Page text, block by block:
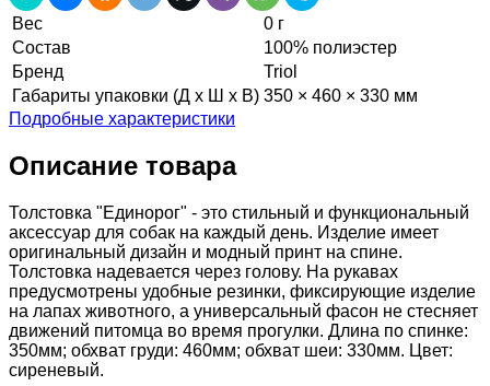
Вес
0 г
Состав
100% полиэстер
Бренд
Triol
Габариты упаковки (Д х Ш х В) 350 × 460 × 330 мм
Подробные характеристики
Описание товара
Толстовка "Единорог" - это стильный и функциональный
аксессуар для собак на каждый день. Изделие имеет
оригинальный дизайн и модный принт на спине.
Толстовка надевается через голову. На рукавах
предусмотрены удобные резинки, фиксирующие изделие
на лапах животного, а универсальный фасон не стесняет
движений питомца во время прогулки. Длина по спинке:
350мм; обхват груди: 460мм; обхват шеи: 330мм. Цвет:
сиреневый.